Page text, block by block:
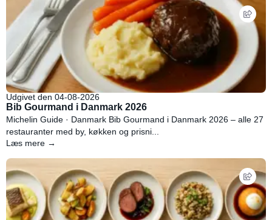
Udgivet den 04-08-2026
Bib Gourmand i Danmark 2026
Michelin Guide · Danmark Bib Gourmand i Danmark 2026 – alle 27
restauranter med by, køkken og prisni...
Læs mere →